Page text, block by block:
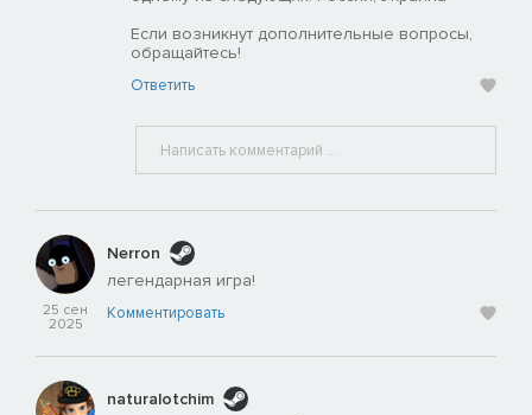
Если возникнут дополнительные вопросы,
обращайтесь!
Ответить
25 сен
2025
Nerron
легендарная игра!
Комментировать
naturalotchim